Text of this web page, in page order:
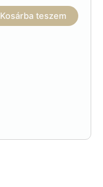
Kosárba teszem